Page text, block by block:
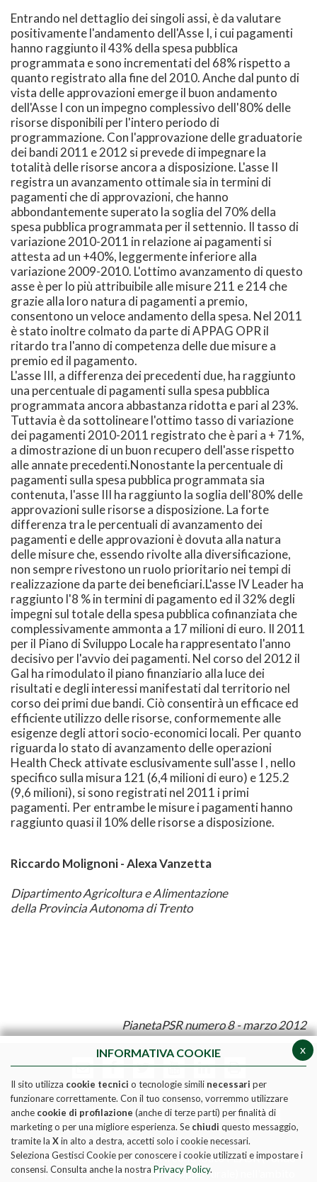
Entrando nel dettaglio dei singoli assi, è da valutare
positivamente l'andamento dell'Asse I, i cui pagamenti
hanno raggiunto il 43% della spesa pubblica
programmata e sono incrementati del 68% rispetto a
quanto registrato alla fine del 2010. Anche dal punto di
vista delle approvazioni emerge il buon andamento
dell'Asse I con un impegno complessivo dell'80% delle
risorse disponibili per l'intero periodo di
programmazione. Con l'approvazione delle graduatorie
dei bandi 2011 e 2012 si prevede di impegnare la
totalità delle risorse ancora a disposizione. L'asse II
registra un avanzamento ottimale sia in termini di
pagamenti che di approvazioni, che hanno
abbondantemente superato la soglia del 70% della
spesa pubblica programmata per il settennio. Il tasso di
variazione 2010-2011 in relazione ai pagamenti si
attesta ad un +40%, leggermente inferiore alla
variazione 2009-2010. L'ottimo avanzamento di questo
asse è per lo più attribuibile alle misure 211 e 214 che
grazie alla loro natura di pagamenti a premio,
consentono un veloce andamento della spesa. Nel 2011
è stato inoltre colmato da parte di APPAG OPR il
ritardo tra l'anno di competenza delle due misure a
premio ed il pagamento.
L'asse III, a differenza dei precedenti due, ha raggiunto
una percentuale di pagamenti sulla spesa pubblica
programmata ancora abbastanza ridotta e pari al 23%.
Tuttavia è da sottolineare l'ottimo tasso di variazione
dei pagamenti 2010-2011 registrato che è pari a + 71%,
a dimostrazione di un buon recupero dell'asse rispetto
alle annate precedenti.Nonostante la percentuale di
pagamenti sulla spesa pubblica programmata sia
contenuta, l'asse III ha raggiunto la soglia dell'80% delle
approvazioni sulle risorse a disposizione. La forte
differenza tra le percentuali di avanzamento dei
pagamenti e delle approvazioni è dovuta alla natura
delle misure che, essendo rivolte alla diversificazione,
non sempre rivestono un ruolo prioritario nei tempi di
realizzazione da parte dei beneficiari.L'asse IV Leader ha
raggiunto l'8 % in termini di pagamento ed il 32% degli
impegni sul totale della spesa pubblica cofinanziata che
complessivamente ammonta a 17 milioni di euro. Il 2011
per il Piano di Sviluppo Locale ha rappresentato l'anno
decisivo per l'avvio dei pagamenti. Nel corso del 2012 il
Gal ha rimodulato il piano finanziario alla luce dei
risultati e degli interessi manifestati dal territorio nel
corso dei primi due bandi. Ciò consentirà un efficace ed
efficiente utilizzo delle risorse, conformemente alle
esigenze degli attori socio-economici locali. Per quanto
riguarda lo stato di avanzamento delle operazioni
Health Check attivate esclusivamente sull'asse I , nello
specifico sulla misura 121 (6,4 milioni di euro) e 125.2
(9,6 milioni), si sono registrati nel 2011 i primi
pagamenti. Per entrambe le misure i pagamenti hanno
raggiunto quasi il 10% delle risorse a disposizione.
Riccardo Molignoni - Alexa Vanzetta
Dipartimento Agricoltura e Alimentazione
della Provincia Autonoma di Trento
PianetaPSR numero 8 - marzo 2012
Pubblicazione realizzata con il contributo FEASR (Fondo
europeo per l'agricoltura e lo sviluppo rurale) nell'ambito
x
INFORMATIVA COOKIE
Il sito utilizza cookie tecnici o tecnologie simili necessari per
funzionare correttamente. Con il tuo consenso, vorremmo utilizzare
anche cookie di profilazione (anche di terze parti) per finalità di
marketing o per una migliore esperienza. Se chiudi questo messaggio,
tramite la Xin alto a destra, accetti solo i cookie necessari.
Seleziona Gestisci Cookie per conoscere i cookie utilizzati e impostare i
consensi. Consulta anche la nostra Privacy Policy.